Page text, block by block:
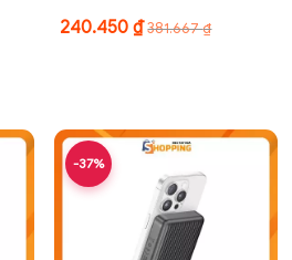
240.450₫381.667₫
-37%